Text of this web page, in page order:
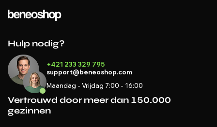
Hulp nodig?
+421 233 329 795
support@beneoshop.com
Maandag - Vrijdag 7:00 - 16:00
Vertrouwd door meer dan 150.000
gezinnen